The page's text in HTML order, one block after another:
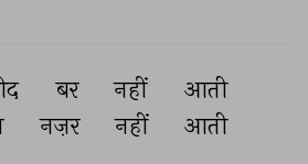
बर नहीं
आती
नज़र नहीं आती